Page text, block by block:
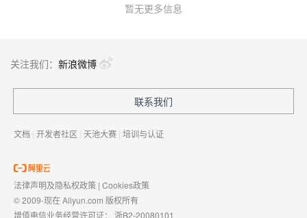
暂无更多信息
关注我们： 新浪微博
联系我们
文档 | 开发者社区 | 天池大赛 | 培训与认证
法律声明及隐私权政策 | Cookies政策
© 2009-现在 Aliyun.com 版权所有
增值电信业务经营许可证： 浙B2-20080101